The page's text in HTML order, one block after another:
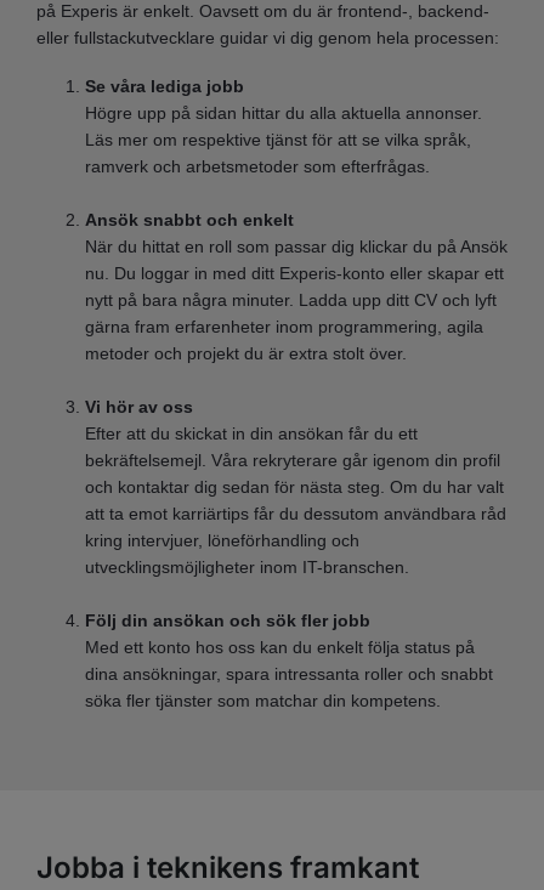
på Experis är enkelt. Oavsett om du är frontend-, backend-
eller fullstackutvecklare guidar vi dig genom hela processen:
Se våra lediga jobb
Högre upp på sidan hittar du alla aktuella annonser.
Läs mer om respektive tjänst för att se vilka språk,
ramverk och arbetsmetoder som efterfrågas.
Ansök snabbt och enkelt
När du hittat en roll som passar dig klickar du på Ansök
nu. Du loggar in med ditt Experis-konto eller skapar ett
nytt på bara några minuter. Ladda upp ditt CV och lyft
gärna fram erfarenheter inom programmering, agila
metoder och projekt du är extra stolt över.
Vi hör av oss
Efter att du skickat in din ansökan får du ett
bekräftelsemejl. Våra rekryterare går igenom din profil
och kontaktar dig sedan för nästa steg. Om du har valt
att ta emot karriärtips får du dessutom användbara råd
kring intervjuer, löneförhandling och
utvecklingsmöjligheter inom IT-branschen.
Följ din ansökan och sök fler jobb
Med ett konto hos oss kan du enkelt följa status på
dina ansökningar, spara intressanta roller och snabbt
söka fler tjänster som matchar din kompetens.
Jobba i teknikens framkant